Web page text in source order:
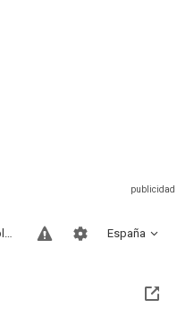
España
Sitios compatibles